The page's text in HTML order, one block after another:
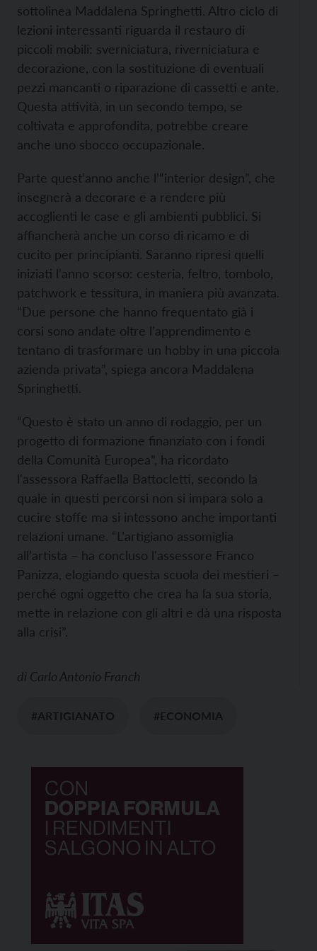
sottolinea Maddalena Springhetti. Altro ciclo di
lezioni interessanti riguarda il restauro di
piccoli mobili: sverniciatura, riverniciatura e
decorazione, con la sostituzione di eventuali
pezzi mancanti o riparazione di cassetti e ante.
Questa attività, in un secondo tempo, se
coltivata e approfondita, potrebbe creare
anche uno sbocco occupazionale.
Parte quest’anno anche l’“interior design”, che
insegnerà a decorare e a rendere più
accoglienti le case e gli ambienti pubblici. Si
affiancherà anche un corso di ricamo e di
cucito per principianti. Saranno ripresi quelli
iniziati l’anno scorso: cesteria, feltro, tombolo,
patchwork e tessitura, in maniera più avanzata.
“Due persone che hanno frequentato già i
corsi sono andate oltre l’apprendimento e
tentano di trasformare un hobby in una piccola
azienda privata”, spiega ancora Maddalena
Springhetti.
“Questo è stato un anno di rodaggio, per un
progetto di formazione finanziato con i fondi
della Comunità Europea”, ha ricordato
l'assessora Raffaella Battocletti, secondo la
quale in questi percorsi non si impara solo a
cucire stoffe ma si intessono anche importanti
relazioni umane. “L’artigiano assomiglia
all’artista – ha concluso l'assessore Franco
Panizza, elogiando questa scuola dei mestieri –
perché ogni oggetto che crea ha la sua storia,
mette in relazione con gli altri e dà una risposta
alla crisi”.
di Carlo Antonio Franch
#ARTIGIANATO #ECONOMIA